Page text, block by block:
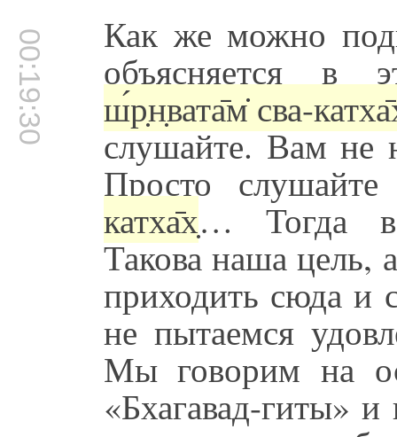
00:19:30 Как же можно
объясняется в
ш́р̣н̣вата̄м̇ сва-
слушайте. Вам не
Просто
катха̄х̣… Тогда
Такова наша цель,
приходить сюда и
не пытаемся
Мы говорим на
«Бхагавад-гиты»